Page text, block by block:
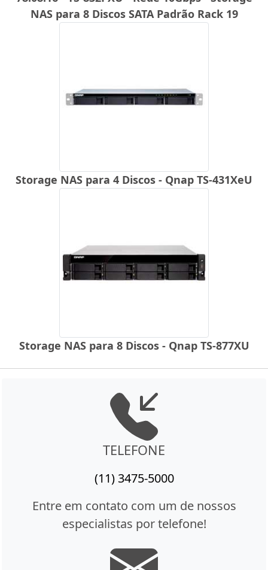
NAS para 8 Discos SATA Padrão Rack 19
Storage NAS para 4 Discos - Qnap TS-431XeU
Storage NAS para 8 Discos - Qnap TS-877XU
TELEFONE
(11) 3475-5000
Entre em contato com um de nossos
especialistas por telefone!